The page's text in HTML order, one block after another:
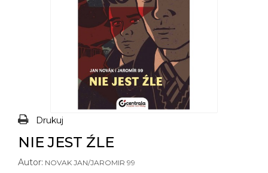
Drukuj
NIE JEST ŹLE
Autor: NOVAK JAN/JAROMIR 99